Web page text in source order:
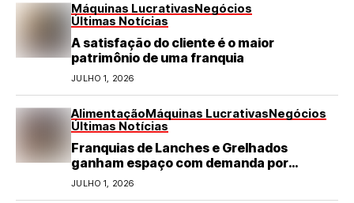
Máquinas LucrativasNegócios
Últimas Notícias
A satisfação do cliente é o maior
patrimônio de uma franquia
JULHO 1, 2026
AlimentaçãoMáquinas LucrativasNegócios
Últimas Notícias
Franquias de Lanches e Grelhados
ganham espaço com demanda por
refeições rápidas e de qualidade
JULHO 1, 2026